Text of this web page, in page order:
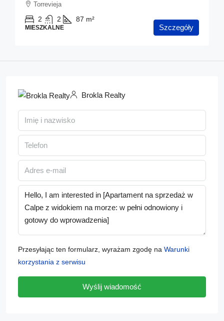
Torrevieja
2 2 87 m²
MIESZKALNE Szczegóły
Brokla Realty
Przesyłając ten formularz, wyrażam zgodę na Warunki
korzystania z serwisu
Wyślij wiadomość